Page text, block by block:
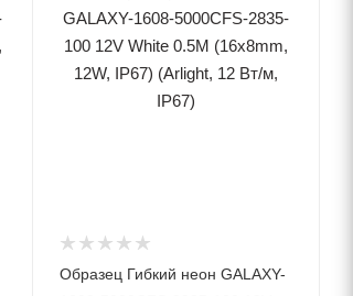
Образец Гибкий неон GALAXY-